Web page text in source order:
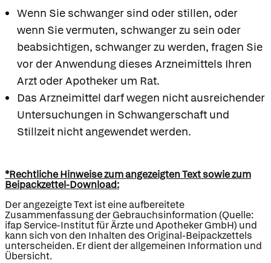
Wenn Sie schwanger sind oder stillen, oder
wenn Sie vermuten, schwanger zu sein oder
beabsichtigen, schwanger zu werden, fragen Sie
vor der Anwendung dieses Arzneimittels Ihren
Arzt oder Apotheker um Rat.
Das Arzneimittel darf wegen nicht ausreichender
Untersuchungen in Schwangerschaft und
Stillzeit nicht angewendet werden.
*Rechtliche Hinweise zum angezeigten Text sowie zum
Beipackzettel-Download:
Der angezeigte Text ist eine aufbereitete
Zusammenfassung der Gebrauchsinformation (Quelle:
ifap Service-Institut für Ärzte und Apotheker GmbH) und
kann sich von den Inhalten des Original-Beipackzettels
unterscheiden. Er dient der allgemeinen Information und
Übersicht.